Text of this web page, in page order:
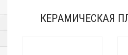
КЕРАМИЧЕСКАЯ